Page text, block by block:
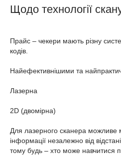
Щодо технології
Прайс – чекери мають різну
кодів.
Найефективнішими та
Лазерна
2D (двомірна)
Для лазерного сканера можливе
інформації незалежно від
тому будь – хто може навчитися